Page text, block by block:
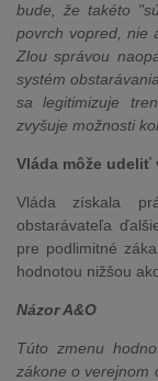
bude, že takéto
povrch vopred, nie
Zlou správou
systém
sa legitimizuje
zvyšuje možnosti
Vláda môže udeliť
Vláda získala
obstarávateľa
pre podlimitné
hodnotou nižšou
Názor A&O
Túto zmenu
zákone o verejnom